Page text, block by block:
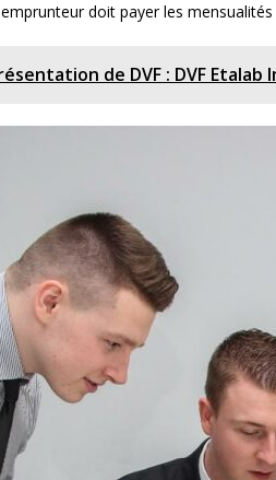
doit payer les
de DVF : DVF Etalab